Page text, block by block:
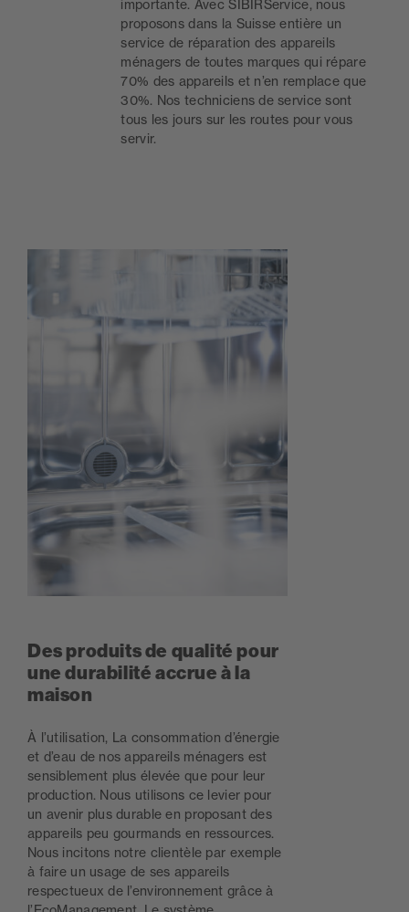
importante. Avec SIBIRService, nous
proposons dans la Suisse entière un
service de réparation des appareils
ménagers de toutes marques qui répare
70% des appareils et n’en remplace que
30%. Nos techniciens de service sont
tous les jours sur les routes pour vous
servir.
Des produits de qualité pour
une durabilité accrue à la
maison
À l’utilisation, La consommation d’énergie
et d’eau de nos appareils ménagers est
sensiblement plus élevée que pour leur
production. Nous utilisons ce levier pour
un avenir plus durable en proposant des
appareils peu gourmands en ressources.
Nous incitons notre clientèle par exemple
à faire un usage de ses appareils
respectueux de l’environnement grâce à